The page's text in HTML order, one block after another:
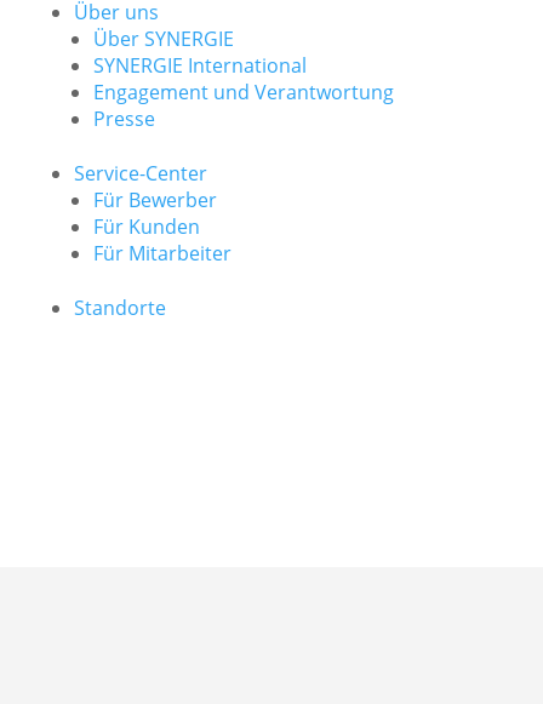
Über uns
Über SYNERGIE
SYNERGIE International
Engage­ment und Verantwor­tung
Presse
Service-Center
Für Bewerber
Für Kunden
Für Mitarbeiter
Standorte